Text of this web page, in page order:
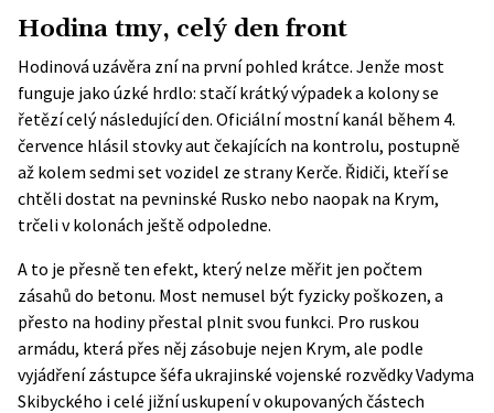
Hodina tmy, celý den front
Hodinová uzávěra zní na první pohled krátce. Jenže most
funguje jako úzké hrdlo: stačí krátký výpadek a kolony se
řetězí celý následující den. Oficiální mostní kanál během 4.
července hlásil stovky aut čekajících na kontrolu, postupně
až kolem sedmi set vozidel ze strany Kerče. Řidiči, kteří se
chtěli dostat na pevninské Rusko nebo naopak na Krym,
trčeli v kolonách ještě odpoledne.
A to je přesně ten efekt, který nelze měřit jen počtem
zásahů do betonu. Most nemusel být fyzicky poškozen, a
přesto na hodiny přestal plnit svou funkci. Pro ruskou
armádu, která přes něj zásobuje nejen Krym, ale podle
vyjádření zástupce šéfa ukrajinské vojenské rozvědky Vadyma
Skibyckého i celé jižní uskupení v okupovaných částech